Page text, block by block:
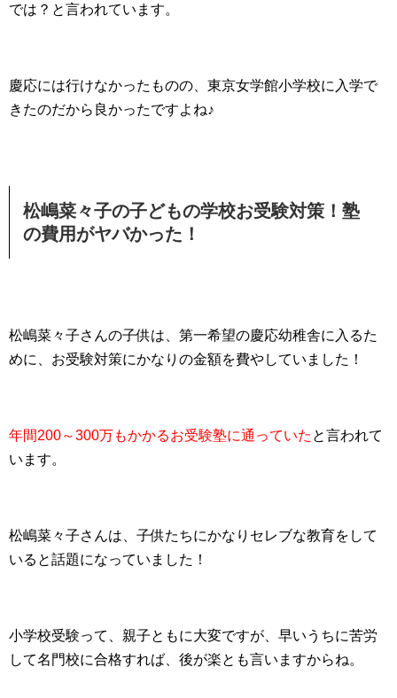
では？と言われています。
慶応には行けなかったものの、東京女学館小学校に入学で
きたのだから良かったですよね♪
松嶋菜々子の子どもの学校お受験対策！塾
の費用がヤバかった！
松嶋菜々子さんの子供は、第一希望の慶応幼稚舎に入るた
めに、お受験対策にかなりの金額を費やしていました！
年間200～300万もかかるお受験塾に通っていた と言われて
います。
松嶋菜々子さんは、子供たちにかなりセレブな教育をして
いると話題になっていました！
小学校受験って、親子ともに大変ですが、早いうちに苦労
して名門校に合格すれば、後が楽とも言いますからね。